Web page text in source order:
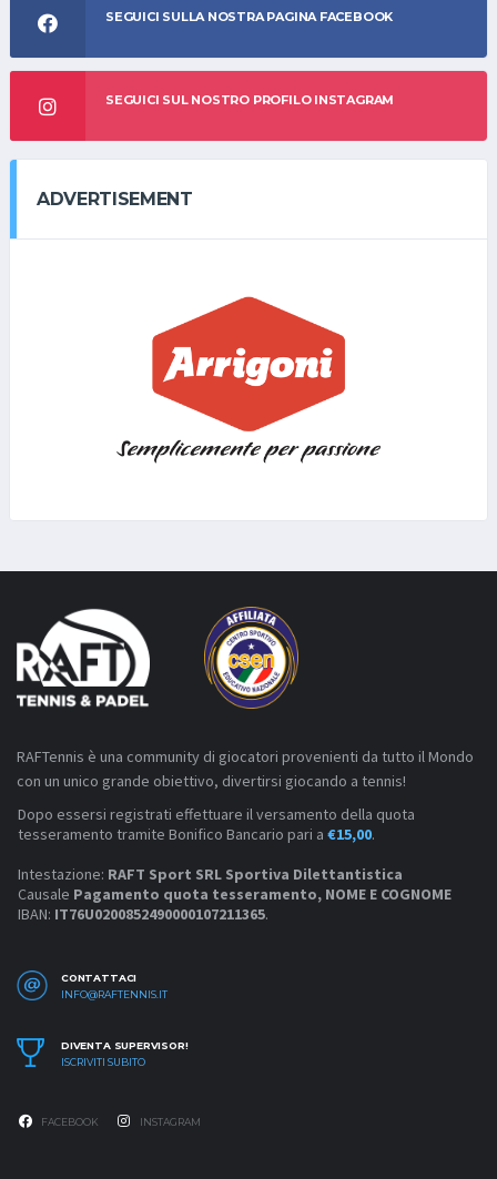
SEGUICI SULLA NOSTRA PAGINA FACEBOOK
SEGUICI SUL NOSTRO PROFILO INSTAGRAM
ADVERTISEMENT
RAFTennis è una community di giocatori provenienti da tutto il Mondo
con un unico grande obiettivo, divertirsi giocando a tennis!
Dopo essersi registrati effettuare il versamento della quota
tesseramento tramite Bonifico Bancario pari a €15,00.
Intestazione: RAFT Sport SRL Sportiva Dilettantistica
Causale Pagamento quota tesseramento, NOME E COGNOME
IBAN: IT76U0200852490000107211365.
CONTATTACI
INFO@RAFTENNIS.IT
DIVENTA SUPERVISOR!
ISCRIVITI SUBITO
FACEBOOK INSTAGRAM